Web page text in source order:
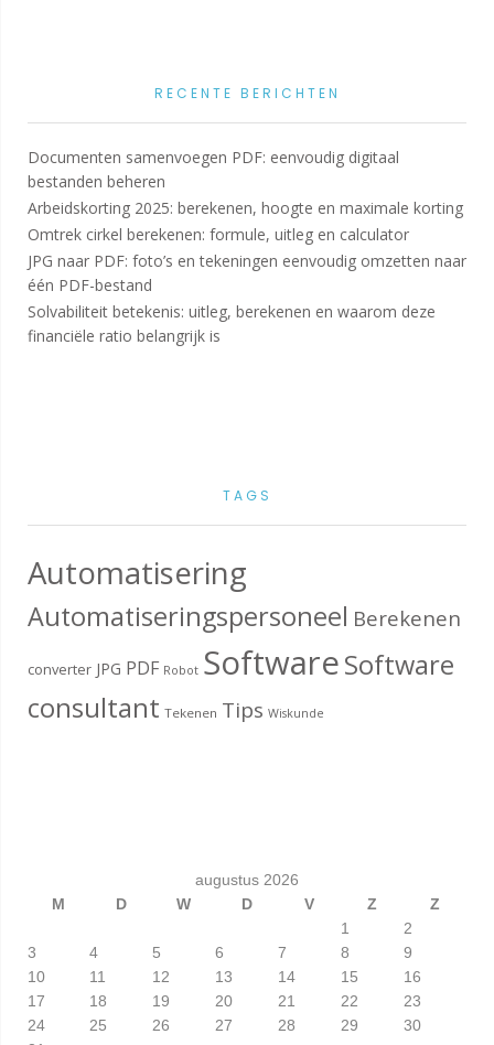
RECENTE BERICHTEN
Documenten samenvoegen PDF: eenvoudig digitaal
bestanden beheren
Arbeidskorting 2025: berekenen, hoogte en maximale korting
Omtrek cirkel berekenen: formule, uitleg en calculator
JPG naar PDF: foto’s en tekeningen eenvoudig omzetten naar
één PDF-bestand
Solvabiliteit betekenis: uitleg, berekenen en waarom deze
financiële ratio belangrijk is
TAGS
Automatisering
Automatiseringspersoneel Berekenen
converter JPG PDF Robot SoftwareSoftware
consultant Tekenen Tips Wiskunde
augustus 2026
M
D W D V Z
Z
1
2
3
4 5 6 7 8
9
10
11 12 13 14 15
16
17
18 19 20 21 22
23
24
25 26 27 28 29
30